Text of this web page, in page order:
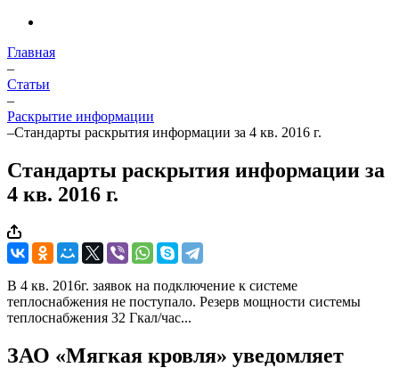
Главная
–
Статьи
–
Раскрытие информации
–Стандарты раскрытия информации за 4 кв. 2016 г.
Стандарты раскрытия информации за
4 кв. 2016 г.
В 4 кв. 2016г. заявок на подключение к системе
теплоснабжения не поступало. Резерв мощности системы
теплоснабжения 32 Гкал/час...
ЗАО «Мягкая кровля» уведомляет